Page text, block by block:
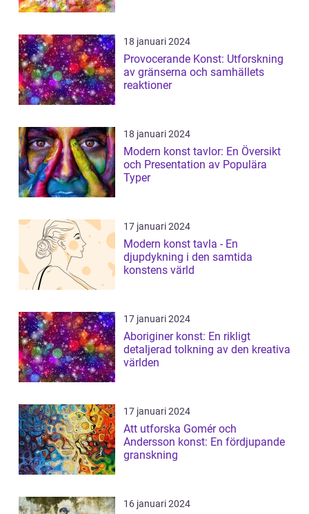
18 januari 2024
Provocerande Konst: Utforskning
av gränserna och samhällets
reaktioner
18 januari 2024
Modern konst tavlor: En Översikt
och Presentation av Populära
Typer
17 januari 2024
Modern konst tavla - En
djupdykning i den samtida
konstens värld
17 januari 2024
Aboriginer konst: En rikligt
detaljerad tolkning av den kreativa
världen
17 januari 2024
Att utforska Gomér och
Andersson konst: En fördjupande
granskning
16 januari 2024